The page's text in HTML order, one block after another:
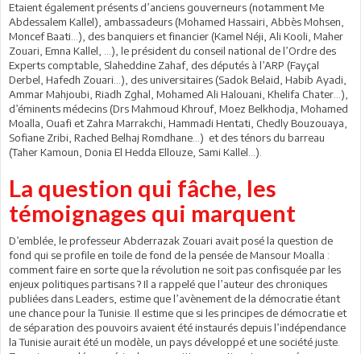
Etaient également présents d’anciens gouverneurs (notamment Me
Abdessalem Kallel), ambassadeurs (Mohamed Hassairi, Abbès Mohsen,
Moncef Baati...), des banquiers et financier (Kamel Néji, Ali Kooli, Maher
Zouari, Emna Kallel, ...), le président du conseil national de l’Ordre des
Experts comptable, Slaheddine Zahaf, des députés à l’ARP (Fayçal
Derbel, Hafedh Zouari...), des universitaires (Sadok Belaid, Habib Ayadi,
Ammar Mahjoubi, Riadh Zghal, Mohamed Ali Halouani, Khelifa Chater...),
d’éminents médecins (Drs Mahmoud Khrouf, Moez Belkhodja, Mohamed
Moalla, Ouafi et Zahra Marrakchi, Hammadi Hentati, Chedly Bouzouaya,
Sofiane Zribi, Rached Belhaj Romdhane...) et des ténors du barreau
(Taher Kamoun, Donia El Hedda Ellouze, Sami Kallel...).
La question qui fâche, les
témoignages qui marquent
D’emblée, le professeur Abderrazak Zouari avait posé la question de
fond qui se profile en toile de fond de la pensée de Mansour Moalla :
comment faire en sorte que la révolution ne soit pas confisquée par les
enjeux politiques partisans ? Il a rappelé que l’auteur des chroniques
publiées dans Leaders, estime que l’avènement de la démocratie étant
une chance pour la Tunisie. Il estime que si les principes de démocratie et
de séparation des pouvoirs avaient été instaurés depuis l’indépendance
la Tunisie aurait été un modèle, un pays développé et une société juste.